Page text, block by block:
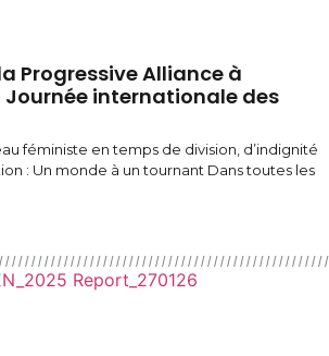
Progressive Alliance à
Journée internationale des
féministe en temps de division, d’indignité
: Un monde à un tournant Dans toutes les